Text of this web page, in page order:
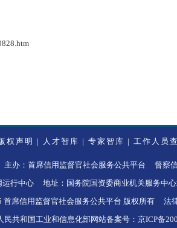
权声明 | 人才智库 | 专家智库 | 工作人员
办：首席信用监督官社会服务公共平台 督察信
运行中心 地址：国务院国资委商业机关服务中
首席信用监督官社会服务公共平台 版权所有 法
民共和国工业和信息化部网站备案号：京ICP备